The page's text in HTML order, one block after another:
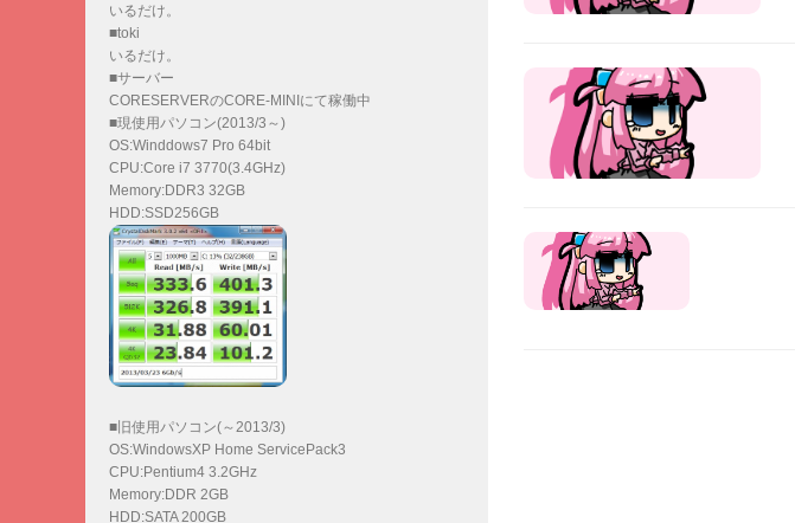
いるだけ。
■toki
いるだけ。
■サーバー
CORESERVERのCORE-MINIにて稼働中
■現使用パソコン(2013/3～)
OS:Winddows7 Pro 64bit
CPU:Core i7 3770(3.4GHz)
Memory:DDR3 32GB
HDD:SSD256GB
■旧使用パソコン(～2013/3)
OS:WindowsXP Home ServicePack3
CPU:Pentium4 3.2GHz
Memory:DDR 2GB
HDD:SATA 200GB